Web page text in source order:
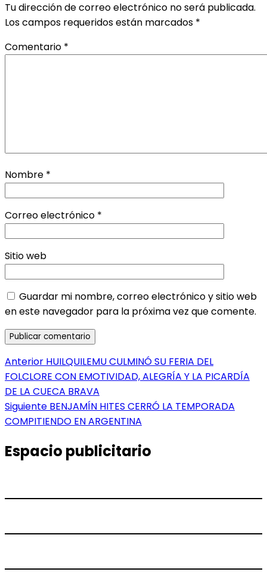
Tu dirección de correo electrónico no será publicada.
Los campos requeridos están marcados *
Comentario *
Nombre *
Correo electrónico *
Sitio web
Guardar mi nombre, correo electrónico y sitio web
en este navegador para la próxima vez que comente.
Navegación
de
entradas
Anterior Entrada
anterior:
HUILQUILEMU CULMINÓ SU FERIA DEL
FOLCLORE CON EMOTIVIDAD, ALEGRÍA Y LA PICARDÍA
DE LA CUECA BRAVA
Siguiente Entrada
siguiente:
BENJAMÍN HITES CERRÓ LA TEMPORADA
COMPITIENDO EN ARGENTINA
Espacio publicitario